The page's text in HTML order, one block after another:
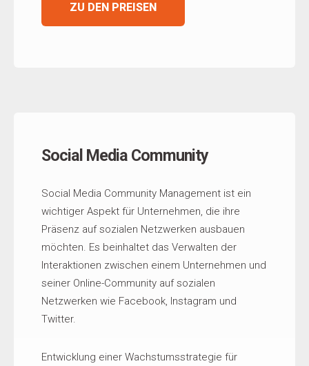
ZU DEN PREISEN
Social Media Community
Social Media Community Management ist ein
wichtiger Aspekt für Unternehmen, die ihre
Präsenz auf sozialen Netzwerken ausbauen
möchten. Es beinhaltet das Verwalten der
Interaktionen zwischen einem Unternehmen und
seiner Online-Community auf sozialen
Netzwerken wie Facebook, Instagram und
Twitter.
Entwicklung einer Wachstumsstrategie für